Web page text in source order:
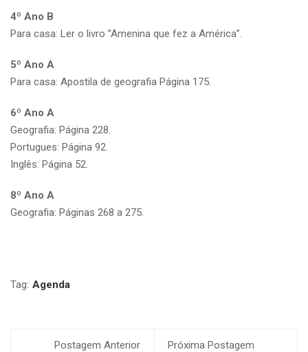
4º Ano B
Para casa: Ler o livro ”Amenina que fez a América”.
5º Ano A
Para casa: Apostila de geografia Página 175.
6º Ano A
Geografia: Página 228.
Portugues: Página 92.
Inglês: Página 52.
8º Ano A
Geografia: Páginas 268 a 275.
Tag: Agenda
Postagem Anterior Próxima Postagem